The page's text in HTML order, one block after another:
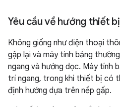
Yêu cầu về hướng thiết bị
Không giống như điện thoại
gập lại và máy tính bảng
ngang và hướng dọc. Máy tính
trí ngang, trong khi thiết bị có
định hướng dựa trên nếp gấp.